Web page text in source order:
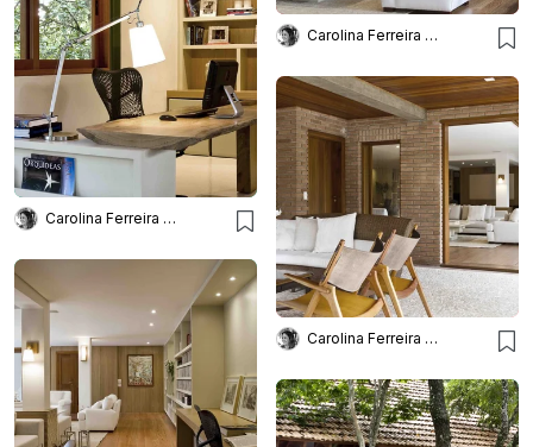
Carolina Ferreira Arquitetura
Carolina Ferreira Arquitetura
Carolina Ferreira Arquitetura